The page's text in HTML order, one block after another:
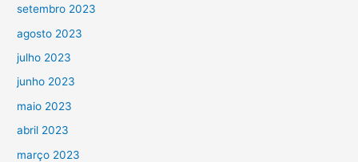
setembro 2023
agosto 2023
julho 2023
junho 2023
maio 2023
abril 2023
março 2023